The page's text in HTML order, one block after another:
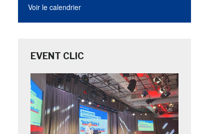
Voir le calendrier
EVENT CLIC